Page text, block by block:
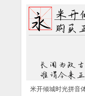
米开倾城时光拼音